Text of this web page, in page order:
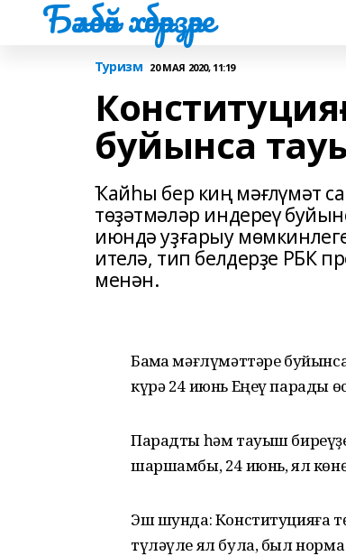
Бәләбәй хәбәрҙәре
Туризм 20 МАЯ 2020, 11:19
буйынса
Ҡайһы бер киң мәғлүмәт
төҙәтмәләр индереү
июндә уҙғарыу
ителә, тип белдерҙе РБК
менән.
Баҫма мәғлүмәттәре
күрә 24 июнь Еңеү парады
Парадты һәм тауыш
шаршамбы, 24 июнь, ял көнө
Эш шунда: Конституцияға
түләүле ял була, был